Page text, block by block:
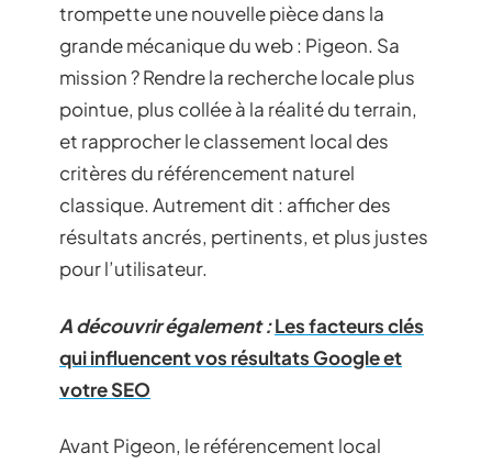
trompette une nouvelle pièce dans la
grande mécanique du web : Pigeon. Sa
mission ? Rendre la recherche locale plus
pointue, plus collée à la réalité du terrain,
et rapprocher le classement local des
critères du référencement naturel
classique. Autrement dit : afficher des
résultats ancrés, pertinents, et plus justes
pour l’utilisateur.
A découvrir également :Les facteurs clés
qui influencent vos résultats Google et
votre SEO
Avant Pigeon, le référencement local